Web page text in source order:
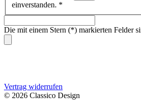
einverstanden. *
Die mit einem Stern (*) markierten Felder
Vertrag widerrufen
© 2026 Classico Design